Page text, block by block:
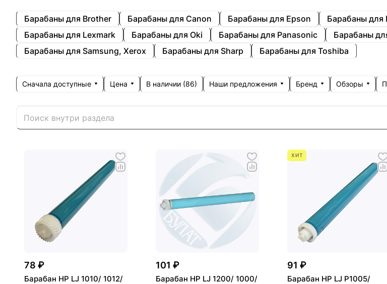
Барабаны для Brother Барабаны для Canon Барабаны для Epson Барабаны для
Барабаны для Lexmark
Барабаны для Oki Барабаны для Panasonic Барабаны
Барабаны для Samsung, Xerox
Барабаны для Sharp Барабаны для Toshiba
Сначала доступные Цена В наличии (86) Наши предложения Бренд Обзоры
78 ₽
Барабан HP LJ 1010/ 1012/
101 ₽
Барабан HP LJ 1200/ 1000/
ХИТ
91 ₽
Барабан HP LJ P1005/